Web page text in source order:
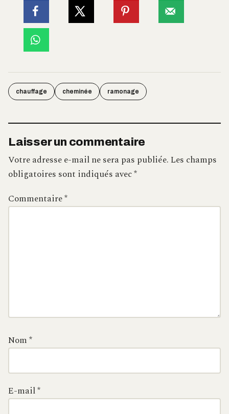
chauffage cheminée ramonage
Laisser un commentaire
Votre adresse e-mail ne sera pas publiée.Les champs
obligatoires sont indiqués avec*
Commentaire*
Nom*
E-mail*